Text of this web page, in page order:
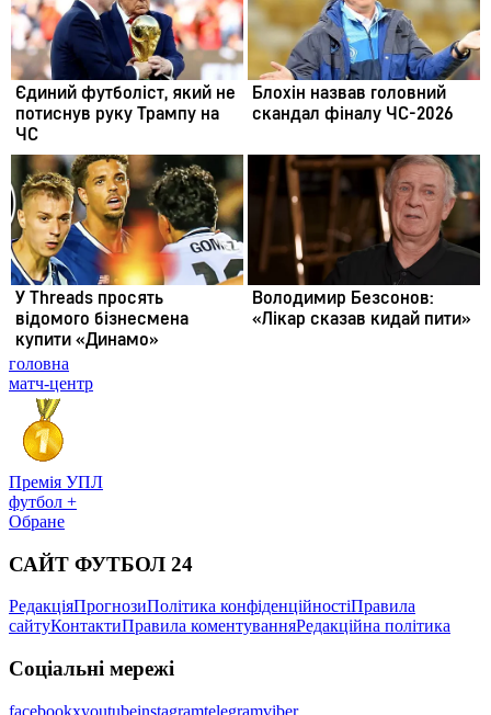
головна
матч-центр
Премія УПЛ
футбол +
Обране
САЙТ ФУТБОЛ 24
РедакціяПрогнозиПолітика конфіденційностіПравила
сайтуКонтактиПравила коментуванняРедакційна політика
Соціальні мережі
facebookxyoutubeinstagramtelegramviber